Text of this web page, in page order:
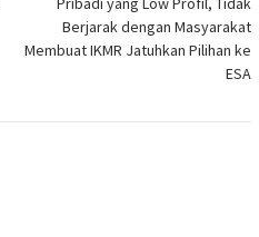
Berjarak dengan Masyarakat
Membuat IKMR Jatuhkan Pilihan ke
ESA